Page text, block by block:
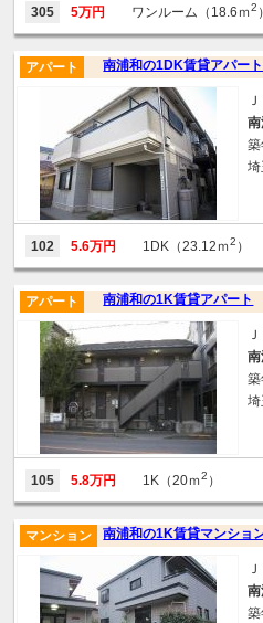
305 5万円 ワンルーム（18.6ｍ2 ）
南浦和の1DK賃貸アパート
アパート
102 5.6万円 1DK（23.12ｍ2 ）
南浦和の1K賃貸アパート
アパート
105 5.8万円 1K（20ｍ2 ）
南浦和の1K賃貸マンショ
マンション